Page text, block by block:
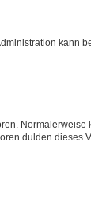
kann
Normalerweise
dulden dieses